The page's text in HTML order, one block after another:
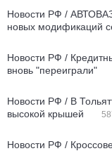
Новости РФ / АВТОВАЗ
новых модификаций
Новости РФ /
вновь "переиграли"
Новости РФ / В
высокой крышей
Новости РФ /